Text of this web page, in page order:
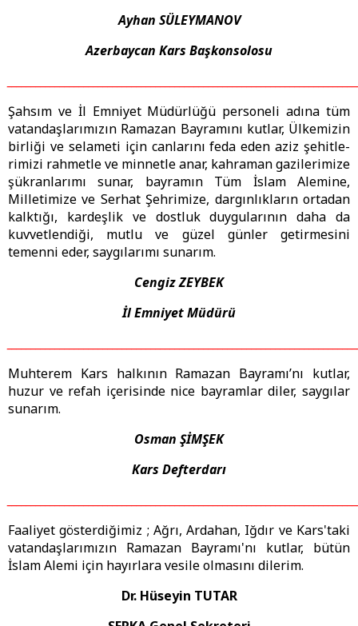
Ayhan SÜLEYMANOV
Azerbaycan Kars Başkonsolosu
Şahsım ve İl Emniyet Müdürlüğü personeli adına tüm
vatandaşlarımızın Ramazan Bayramını kutlar, Ülkemizin
birliği ve selameti için canlarını feda eden aziz şehitle-
rimizi rahmetle ve minnetle anar, kahraman gazilerimize
şükranlarımı sunar, bayramın Tüm İslam Alemine,
Milletimize ve Serhat Şehrimize, dargınlıkların ortadan
kalktığı, kardeşlik ve dostluk duygularının daha da
kuvvetlendiği, mutlu ve güzel günler getirmesini
temenni eder, saygılarımı sunarım.
Cengiz ZEYBEK
İl Emniyet Müdürü
Muhterem Kars halkının Ramazan Bayramı’nı kutlar,
huzur ve refah içerisinde nice bayramlar diler, saygılar
sunarım.
Osman ŞİMŞEK
Kars Defterdarı
Faaliyet gösterdiğimiz ; Ağrı, Ardahan, Iğdır ve Kars'taki
vatandaşlarımızın Ramazan Bayramı'nı kutlar, bütün
İslam Alemi için hayırlara vesile olmasını dilerim.
Dr. Hüseyin TUTAR